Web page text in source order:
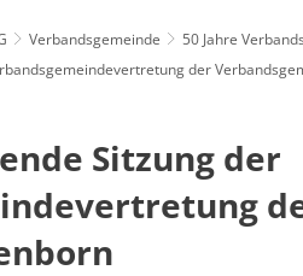
Familienfreundlich:
Verbandsgemeinde
50 Jahre
der
Sitzung der